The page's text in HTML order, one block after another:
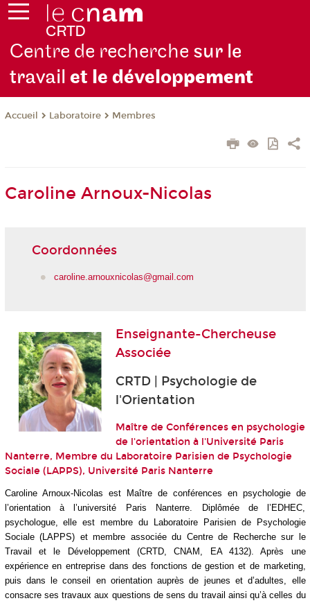
Centre de recherche sur le
travailet le développement
Accueil Laboratoire Membres
Caroline Arnoux-Nicolas
Coordonnées
caroline.arnouxnicolas@gmail.com
Enseignante-Chercheuse
Associée
CRTD | Psychologie de
l'Orientation
Maître de Conférences en psychologie
de l'orientation à l'Université Paris
Nanterre, Membre du Laboratoire Parisien de Psychologie
Sociale (LAPPS), Université Paris Nanterre
Caroline Arnoux-Nicolas est Maître de conférences en psychologie de
l’orientation à l’université Paris Nanterre. Diplômée de l’EDHEC,
psychologue, elle est membre du Laboratoire Parisien de Psychologie
Sociale (LAPPS) et membre associée du Centre de Recherche sur le
Travail et le Développement (CRTD, CNAM, EA 4132). Après une
expérience en entreprise dans des fonctions de gestion et de marketing,
puis dans le conseil en orientation auprès de jeunes et d’adultes, elle
consacre ses travaux aux questions de sens du travail ainsi qu’à celles du